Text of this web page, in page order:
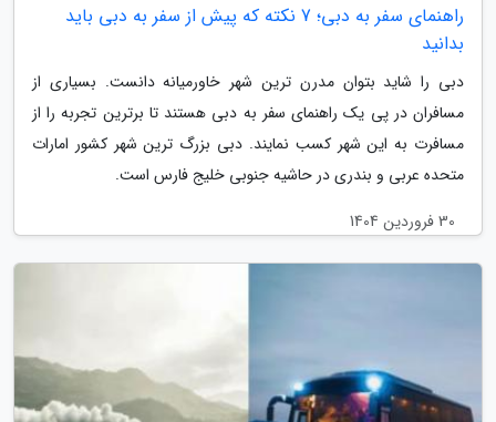
راهنمای سفر به دبی؛ 7 نکته که پیش از سفر به دبی باید
بدانید
دبی را شاید بتوان مدرن ترین شهر خاورمیانه دانست. بسیاری از
مسافران در پی یک راهنمای سفر به دبی هستند تا برترین تجربه را از
مسافرت به این شهر کسب نمایند. دبی بزرگ ترین شهر کشور امارات
متحده عربی و بندری در حاشیه جنوبی خلیج فارس است.
30 فروردین 1404